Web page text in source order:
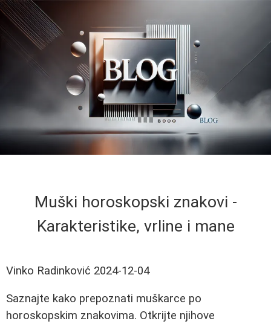
Muški horoskopski znakovi -
Karakteristike, vrline i mane
Vinko Radinković 2024-12-04
Saznajte kako prepoznati muškarce po
horoskopskim znakovima. Otkrijte njihove